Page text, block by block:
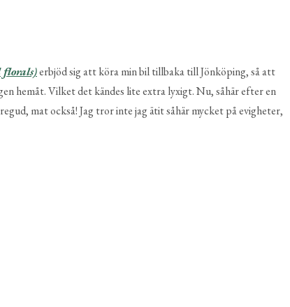
florals)erbjöd sig att köra min bil tillbaka till Jönköping, så att
hemåt. Vilket det kändes lite extra lyxigt. Nu, såhär efter en
mat också! Jag tror inte jag ätit såhär mycket på evigheter,